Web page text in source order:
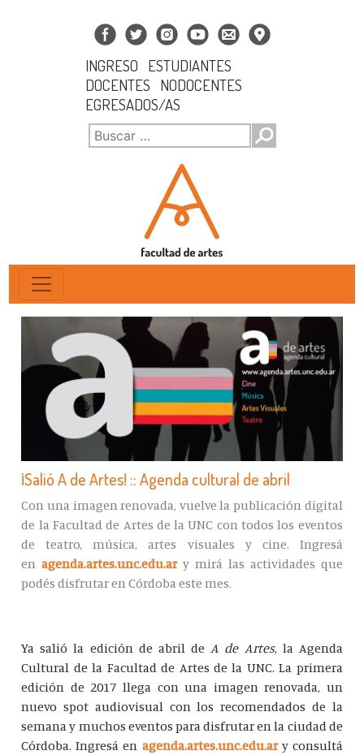
INGRESO
ESTUDIANTES
DOCENTES
NODOCENTES
EGRESADOS/AS
¡Salió A de Artes! :: Agenda cultural de abril
Con una imagen renovada, vuelve la publicación digital
de la Facultad de Artes de la UNC con todos los eventos
de teatro, música, artes visuales y cine. Ingresá
enagenda.artes.unc.edu.ary mirá las actividades que
podés disfrutar en Córdoba este mes.
​​Ya salió la edición de abril de A de Artes, la Agenda
Cultural de la Facultad de Artes de la UNC. La primera
edición de 2017 llega con una imagen renovada, un
nuevo spot audiovisual con los recomendados de la
semana y muchos eventos para disfrutar en la ciudad de
Córdoba. Ingresá en agenda.artes.unc.edu.ary consultá